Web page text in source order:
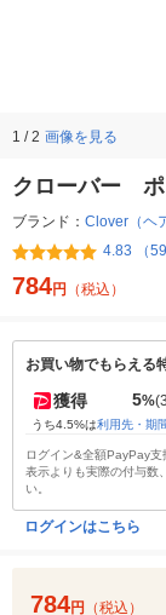
1 / 2 画像を見る
クローバー
ブランド： Clover（ヘ
4.83 （
784円 （税込）
お買い物でもらえる
獲得 5%
うち4.5%は利用先・期
ログイン&全額PayPay支
表示よりも実際の付与数
い。
ログインはこちら
784円 （税込）